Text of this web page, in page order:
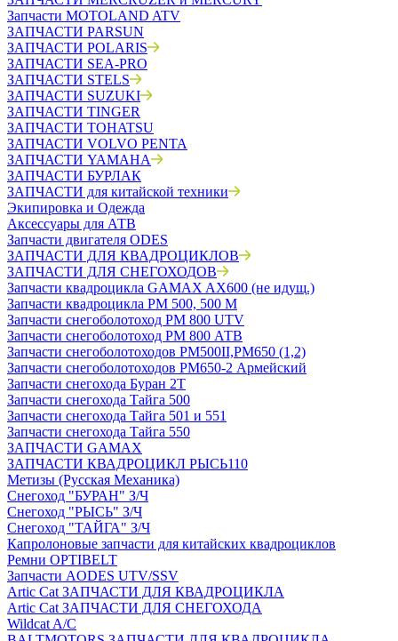
Запчасти MOTOLAND ATV
ЗАПЧАСТИ PARSUN
ЗАПЧАСТИ POLARIS
ЗАПЧАСТИ SEA-PRO
ЗАПЧАСТИ STELS
ЗАПЧАСТИ SUZUKI
ЗАПЧАСТИ TINGER
ЗАПЧАСТИ TOHATSU
ЗАПЧАСТИ VOLVO PENTA
ЗАПЧАСТИ YAMAHA
ЗАПЧАСТИ БУРЛАК
ЗАПЧАСТИ для китайской техники
Экипировка и Одежда
Аксессуары для АТВ
Запчасти двигателя ODES
ЗАПЧАСТИ ДЛЯ КВАДРОЦИКЛОВ
ЗАПЧАСТИ ДЛЯ СНЕГОХОДОВ
Запчасти квадроцикла GAMAX AX600 (не идущ.)
Запчасти квадроцикла РМ 500, 500 М
Запчасти снегоболотоход РМ 800 UTV
Запчасти снегоболотоход РМ 800 АТВ
Запчасти снегоболотоходов РМ500II,РМ650 (1,2)
Запчасти снегоболотоходов РМ650-2 Армейский
Запчасти снегохода Буран 2Т
Запчасти снегохода Тайга 500
Запчасти снегохода Тайга 501 и 551
Запчасти снегохода Тайга 550
ЗАПЧАСТИ GAMAX
ЗАПЧАСТИ КВАДРОЦИКЛ РЫСЬ110
Метизы (Русская Механика)
Снегоход "БУРАН" З/Ч
Снегоход "РЫСЬ" З/Ч
Снегоход "ТАЙГА" З/Ч
Капролоновые запчасти для китайских квадроциклов
Ремни OPTIBELT
Запчасти AODES UTV/SSV
Artic Cat ЗАПЧАСТИ ДЛЯ КВАДРОЦИКЛА
Artic Cat ЗАПЧАСТИ ДЛЯ СНЕГОХОДА
Wildcat A/C